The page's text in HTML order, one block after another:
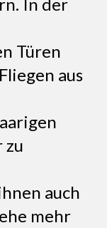
In der
Türen
aus
zu
auch
mehr